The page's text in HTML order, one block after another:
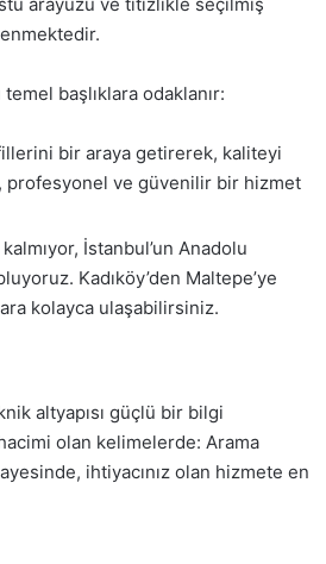
başlıklara odaklanır:
bir araya getirerek, kaliteyi
profesyonel ve güvenilir bir hizmet
İstanbul’un Anadolu
Kadıköy’den Maltepe’ye
kolayca ulaşabilirsiniz.
altyapısı güçlü bir bilgi
olan kelimelerde: Arama
ihtiyacınız olan hizmete en